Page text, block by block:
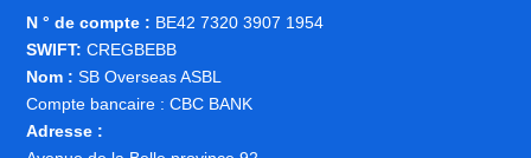
N ° de compte : BE42 7320 3907 1954
SWIFT: CREGBEBB
Nom : SB Overseas ASBL
Compte bancaire : CBC BANK
Adresse :